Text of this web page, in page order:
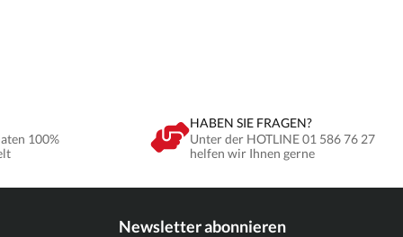
100%
HABEN SIE FRAGEN?
Unter der HOTLINE 01 586 76 27
helfen wir Ihnen gerne
Newsletter abonnieren